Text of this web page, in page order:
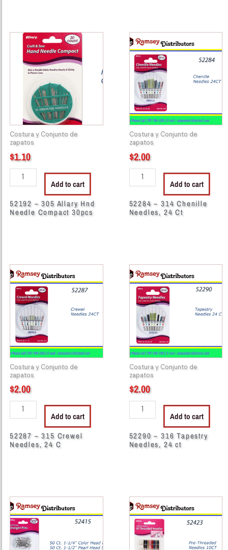
Costura y Conjunto de
zapatos
$1.10
52192
Allary
Needle
Compact
quantity
Add to cart
52192 – 305 Allary Hnd
Needle Compact 30pcs
Costura y Conjunto de
zapatos
$2.00
52284
-
314
Chenille
Needles,
Ct
quantity
Add to cart
52284 – 314 Chenille
Needles, 24 Ct
Costura y Conjunto de
zapatos
$2.00
52287
-
315
Crewel
Needles,
24
quantity
Add to cart
52287 – 315 Crewel
Needles, 24 C
Costura y Conjunto de
zapatos
$2.00
52290
-
316
Tapestry
Needles,
quantity
Add to cart
52290 – 316 Tapestry
Needles, 24 ct
52415
-
344
Straight
Pins
52423
-
307
Pre-
Threaded